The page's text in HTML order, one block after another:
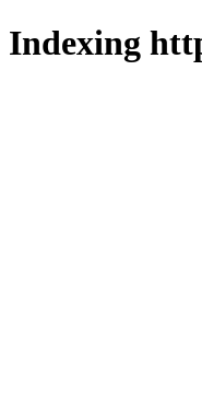
Indexing